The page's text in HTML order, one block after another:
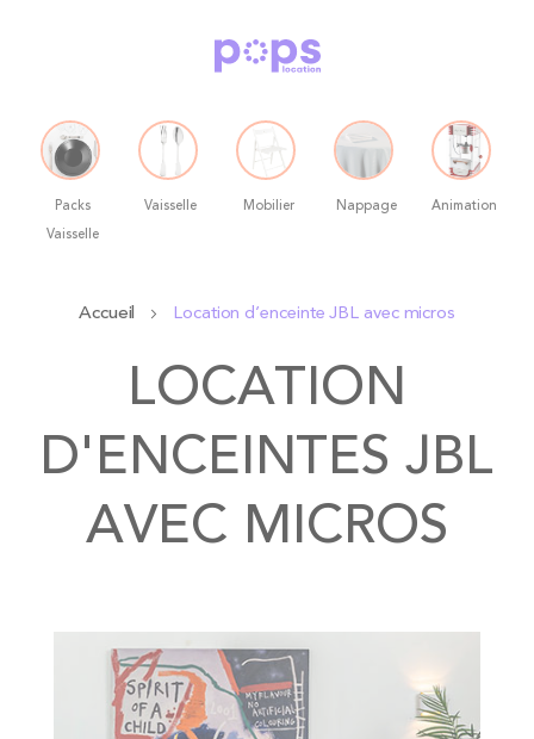
Packs
Vaisselle
Vaisselle Mobilier Nappage Animation
Accueil Location d’enceinte JBL avec micros
LOCATION
D'ENCEINTES JBL
AVEC MICROS